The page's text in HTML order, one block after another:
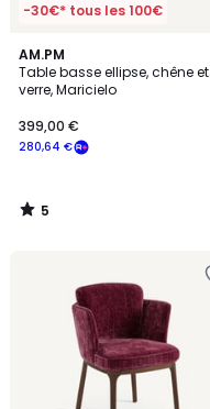
-30€* tous les 100€
AM.PM
Table basse ellipse, chêne et
verre, Maricielo
280,64 €
399,00 €
5
/
5
5
/